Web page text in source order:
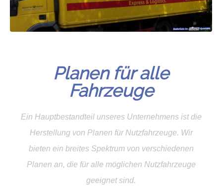
Planen für alle
Fahrzeuge
Ein Hauptbestandteil unseres Unternehmens ist die
Herstellung von Planen für Nutzfahrzeuge. Wir
bieten ein breites Spektrum von verschiedenen
Planen an, die für alle möglichen Nutzfahrzeuge
geeignet sind.